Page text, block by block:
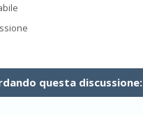
questa discussione: